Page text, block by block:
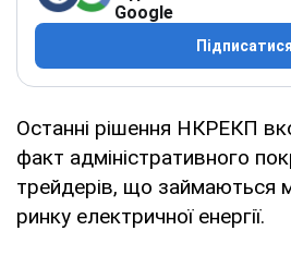
Google
Підписатися
Останні рішення НКРЕКП
факт адміністративного
трейдерів, що займаються
ринку електричної енергії.